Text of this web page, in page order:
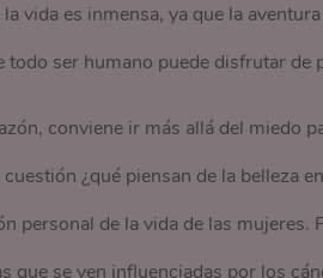
la vida es inmensa, ya que la
todo ser humano puede disfrutar de
conviene ir más allá del miedo
¿qué piensan de la belleza
personal de la vida de las
que se ven influenciadas por los